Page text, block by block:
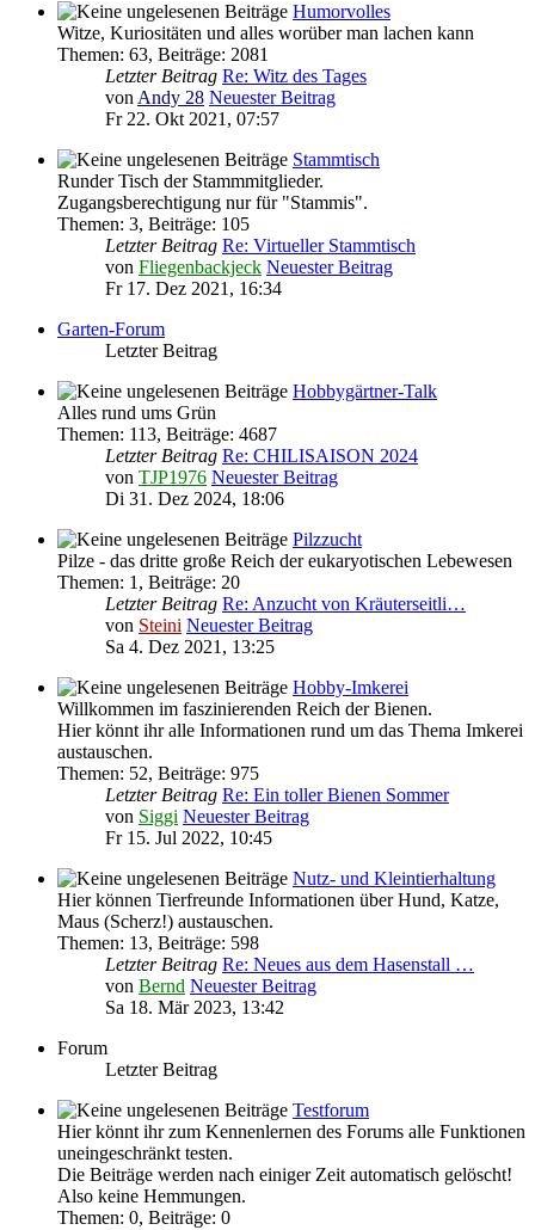
Humorvolles
Witze, Kuriositäten und alles worüber man lachen kann
Themen: 63, Beiträge: 2081
Letzter Beitrag Re: Witz des Tages
von Andy 28 Neuester Beitrag
Fr 22. Okt 2021, 07:57
Stammtisch
Runder Tisch der Stammmitglieder.
Zugangsberechtigung nur für "Stammis".
Themen: 3, Beiträge: 105
Letzter Beitrag Re: Virtueller Stammtisch
von Fliegenbackjeck Neuester Beitrag
Fr 17. Dez 2021, 16:34
Garten-Forum
Letzter Beitrag
Hobbygärtner-Talk
Alles rund ums Grün
Themen: 113, Beiträge: 4687
Letzter Beitrag Re: CHILISAISON 2024
von TJP1976 Neuester Beitrag
Di 31. Dez 2024, 18:06
Pilzzucht
Pilze - das dritte große Reich der eukaryotischen Lebewesen
Themen: 1 , Beiträge: 20
Letzter Beitrag Re: Anzucht von Kräuterseitli…
von Steini Neuester Beitrag
Sa 4. Dez 2021, 13:25
Hobby-Imkerei
Willkommen im faszinierenden Reich der Bienen.
Hier könnt ihr alle Informationen rund um das Thema Imkerei
austauschen.
Themen: 52, Beiträge: 975
Letzter Beitrag Re: Ein toller Bienen Sommer
von Siggi Neuester Beitrag
Fr 15. Jul 2022, 10:45
Nutz- und Kleintierhaltung
Hier können Tierfreunde Informationen über Hund, Katze,
Maus (Scherz!) austauschen.
Themen: 13, Beiträge: 598
Letzter Beitrag Re: Neues aus dem Hasenstall …
von Bernd Neuester Beitrag
Sa 18. Mär 2023, 13:42
Forum
Letzter Beitrag
Testforum
Hier könnt ihr zum Kennenlernen des Forums alle Funktionen
uneingeschränkt testen.
Die Beiträge werden nach einiger Zeit automatisch gelöscht!
Also keine Hemmungen.
Themen: 0, Beiträge: 0